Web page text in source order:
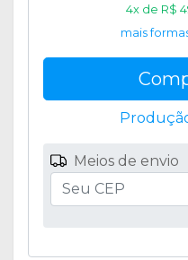
4x de R$
mais
Meios de envio